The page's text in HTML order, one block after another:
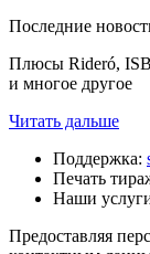
Последние
Плюсы Rideró,
и многое другое
Читать дальше
Поддержка:
Печать
Наши
Предоставляя